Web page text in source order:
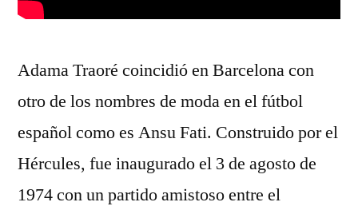
Adama Traoré coincidió en Barcelona con
otro de los nombres de moda en el fútbol
español como es Ansu Fati. Construido por el
Hércules, fue inaugurado el 3 de agosto de
1974 con un partido amistoso entre el